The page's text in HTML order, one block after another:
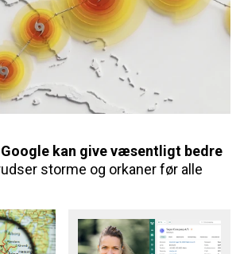
kan give væsentligt bedre
storme og orkaner før alle